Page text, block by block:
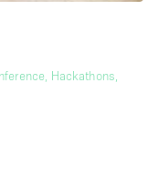
Hackathons,